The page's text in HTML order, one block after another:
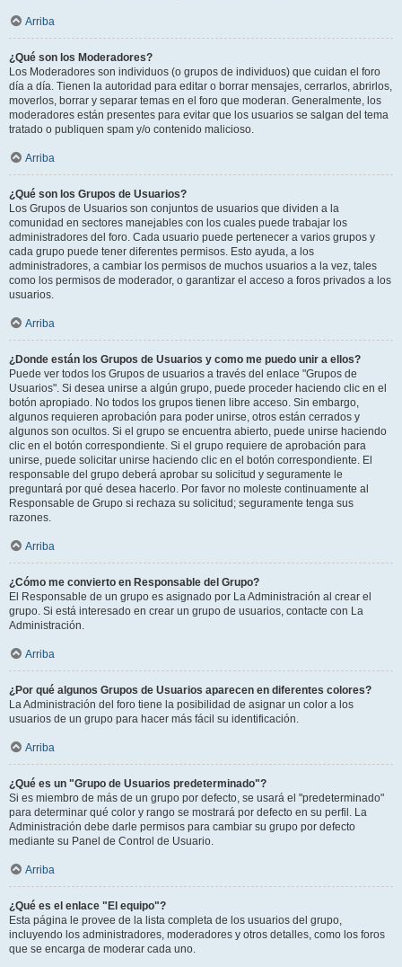
Arriba
¿Qué son los Moderadores?
Los Moderadores son individuos (o grupos de individuos) que cuidan el foro
día a día. Tienen la autoridad para editar o borrar mensajes, cerrarlos, abrirlos,
moverlos, borrar y separar temas en el foro que moderan. Generalmente, los
moderadores están presentes para evitar que los usuarios se salgan del tema
tratado o publiquen spam y/o contenido malicioso.
Arriba
¿Qué son los Grupos de Usuarios?
Los Grupos de Usuarios son conjuntos de usuarios que dividen a la
comunidad en sectores manejables con los cuales puede trabajar los
administradores del foro. Cada usuario puede pertenecer a varios grupos y
cada grupo puede tener diferentes permisos. Esto ayuda, a los
administradores, a cambiar los permisos de muchos usuarios a la vez, tales
como los permisos de moderador, o garantizar el acceso a foros privados a los
usuarios.
Arriba
¿Donde están los Grupos de Usuarios y como me puedo unir a ellos?
Puede ver todos los Grupos de usuarios a través del enlace "Grupos de
Usuarios". Si desea unirse a algún grupo, puede proceder haciendo clic en el
botón apropiado. No todos los grupos tienen libre acceso. Sin embargo,
algunos requieren aprobación para poder unirse, otros están cerrados y
algunos son ocultos. Si el grupo se encuentra abierto, puede unirse haciendo
clic en el botón correspondiente. Si el grupo requiere de aprobación para
unirse, puede solicitar unirse haciendo clic en el botón correspondiente. El
responsable del grupo deberá aprobar su solicitud y seguramente le
preguntará por qué desea hacerlo. Por favor no moleste continuamente al
Responsable de Grupo si rechaza su solicitud; seguramente tenga sus
razones.
Arriba
¿Cómo me convierto en Responsable del Grupo?
El Responsable de un grupo es asignado por La Administración al crear el
grupo. Si está interesado en crear un grupo de usuarios, contacte con La
Administración.
Arriba
¿Por qué algunos Grupos de Usuarios aparecen en diferentes colores?
La Administración del foro tiene la posibilidad de asignar un color a los
usuarios de un grupo para hacer más fácil su identificación.
Arriba
¿Qué es un "Grupo de Usuarios predeterminado"?
Si es miembro de más de un grupo por defecto, se usará el "predeterminado"
para determinar qué color y rango se mostrará por defecto en su perfil. La
Administración debe darle permisos para cambiar su grupo por defecto
mediante su Panel de Control de Usuario.
Arriba
¿Qué es el enlace "El equipo"?
Esta página le provee de la lista completa de los usuarios del grupo,
incluyendo los administradores, moderadores y otros detalles, como los foros
que se encarga de moderar cada uno.